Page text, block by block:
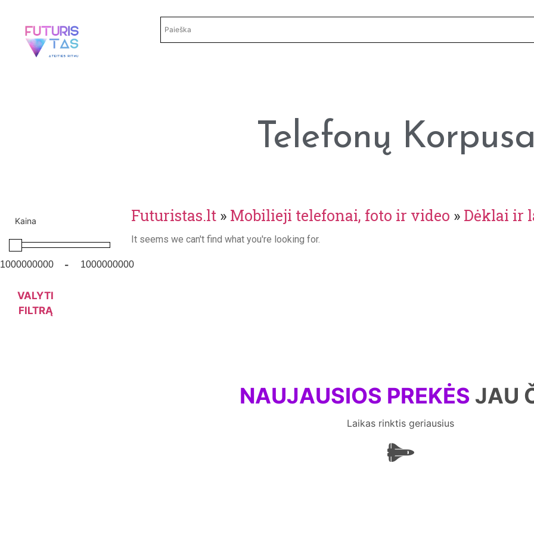
Telefonų
Kaina
-
VALYTI
FILTRĄ
Futuristas.lt » Mobilieji telefonai, foto ir video » Dėklai ir
It seems we can't find what you're looking for.
NAUJAUSIOS PREKĖS JAU
Laikas rinktis geriausius